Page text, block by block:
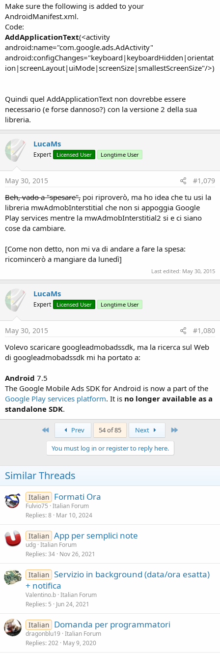
Make sure the following is added to your
AndroidManifest.xml.
Code:
AddApplicationText(<activity
android:name="com.google.ads.AdActivity"
android:configChanges="keyboard|keyboardHidden|orientat
ion|screenLayout|uiMode|screenSize|smallestScreenSize"/>)
Quindi quel AddApplicationText non dovrebbe essere
necessario (e forse dannoso?) con la versione 2 della sua
libreria.
LucaMs
Expert Licensed User Longtime User
May 30, 2015 #1,079
Beh, vado a "spesare", poi riproverò, ma ho idea che tu usi la
libreria mwAdmobInterstitial che non si appoggia Google
Play services mentre la mwAdmobInterstitial2 si e ci siano
cose da cambiare.
[Come non detto, non mi va di andare a fare la spesa:
ricomincerò a mangiare da lunedì]
Last edited: May 30, 2015
LucaMs
Expert Licensed User Longtime User
May 30, 2015 #1,080
Volevo scaricare googleadmobadssdk, ma la ricerca sul Web
di googleadmobadssdk mi ha portato a:
Android 7.5
The Google Mobile Ads SDK for Android is now a part of the
Google Play services platform. It is no longer available as a
standalone SDK.
Prev 54 of 85 Next
You must log in or register to reply here.
Similar Threads
Italian Formati Ora
Fulvio75 Italian Forum
Replies 8 Mar 10, 2024
Italian App per semplici note
udg Italian Forum
Replies 34 Nov 26, 2021
Italian Servizio in background (data/ora esatta)
+ notifica
Valentino.b Italian Forum
Replies 5 Jun 24, 2021
Italian Domanda per programmatori
dragonblu19 Italian Forum
Replies 202 May 9, 2020